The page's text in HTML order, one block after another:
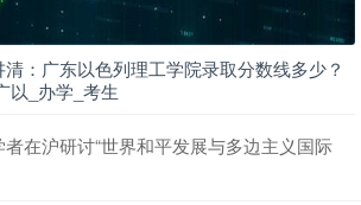
：广东以色列理工学院录取分数线多少？
以_办学_考生
在沪研讨“世界和平发展与多边主义国际